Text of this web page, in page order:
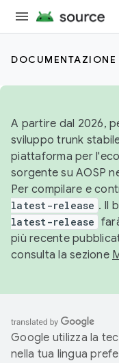
DOCUMENTAZIONE
A partire dal 2026,
sviluppo trunk
piattaforma per
sorgente su AOSP
Per compilare e
latest-release . Il
latest-release
più recente
consulta la sezione
Google utilizza la
nella tua lingua